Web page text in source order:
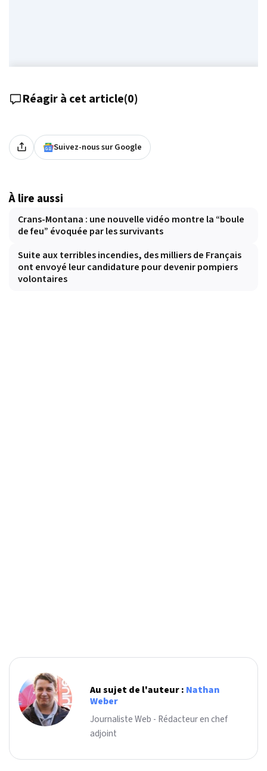
Réagir à cet article(0)
Suivez-nous sur Google
À lire aussi
Crans-Montana : une nouvelle vidéo montre la “boule
de feu” évoquée par les survivants
Suite aux terribles incendies, des milliers de Français
ont envoyé leur candidature pour devenir pompiers
volontaires
Au sujet de l'auteur : Nathan
Weber
Journaliste Web - Rédacteur en chef
adjoint